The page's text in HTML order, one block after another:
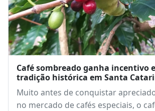
Café sombreado ganha incentivo
tradição histórica em Santa
Muito antes de conquistar
no mercado de cafés especiais, o